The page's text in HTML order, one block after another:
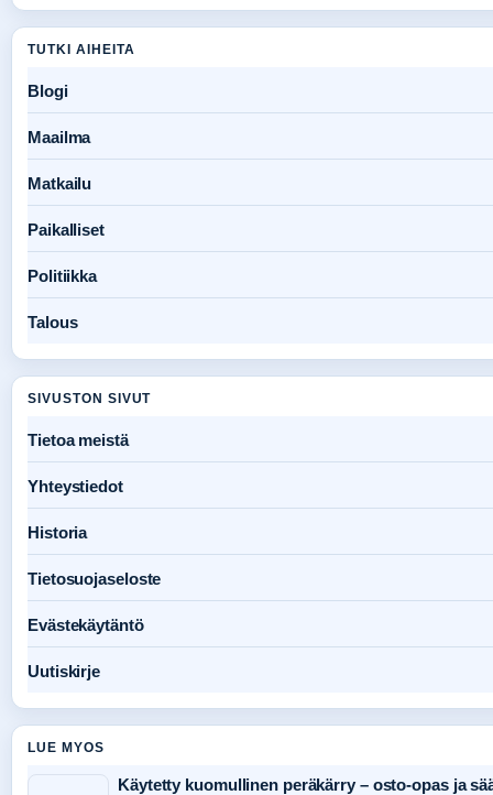
TUTKI AIHEITA
Blogi
Maailma
Matkailu
Paikalliset
Politiikka
Talous
SIVUSTON SIVUT
Tietoa meistä
Yhteystiedot
Historia
Tietosuojaseloste
Evästekäytäntö
Uutiskirje
LUE MYOS
Käytetty kuomullinen peräkärry – osto-opas ja